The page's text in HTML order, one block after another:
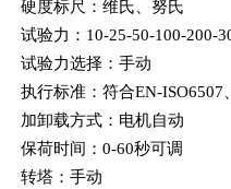
硬度标尺：维氏、努氏
试验力：10-25-50-100-200-
试验力选择：手动
执行标准：符合EN-ISO6507
加卸载方式：电机自动
保荷时间：0-60秒可调
转塔：手动